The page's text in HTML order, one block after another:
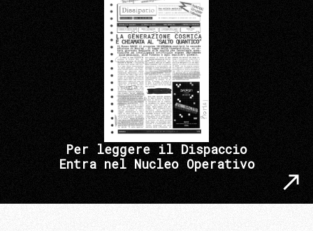
Per leggere il Dispaccio
Entra nel Nucleo Operativo